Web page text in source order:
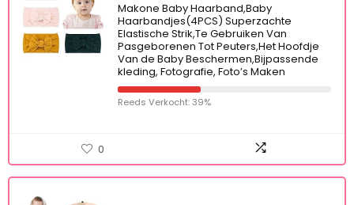
Makone Baby Haarband,Baby
Haarbandjes(4PCS) Superzachte
Elastische Strik,Te Gebruiken Van
Pasgeborenen Tot Peuters,Het Hoofdje
Van de Baby Beschermen,Bijpassende
kleding, Fotografie, Foto’s Maken
Reeds Verkocht: 39%
0